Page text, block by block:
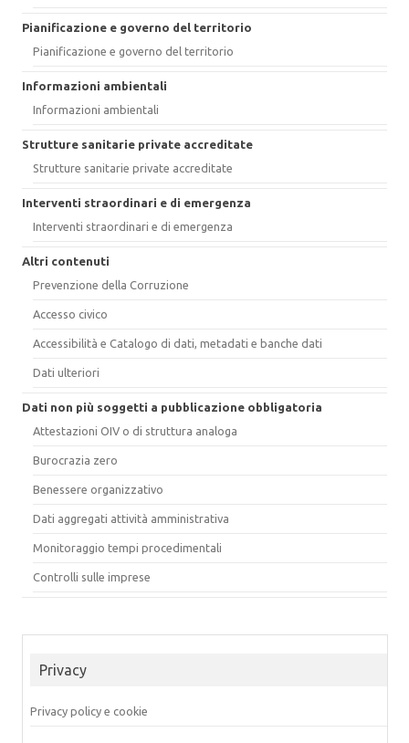
Pianificazione e governo del territorio
Pianificazione e governo del territorio
Informazioni ambientali
Informazioni ambientali
Strutture sanitarie private accreditate
Strutture sanitarie private accreditate
Interventi straordinari e di emergenza
Interventi straordinari e di emergenza
Altri contenuti
Prevenzione della Corruzione
Accesso civico
Accessibilità e Catalogo di dati, metadati e banche dati
Dati ulteriori
Dati non più soggetti a pubblicazione obbligatoria
Attestazioni OIV o di struttura analoga
Burocrazia zero
Benessere organizzativo
Dati aggregati attività amministrativa
Monitoraggio tempi procedimentali
Controlli sulle imprese
Privacy
Privacy policy e cookie